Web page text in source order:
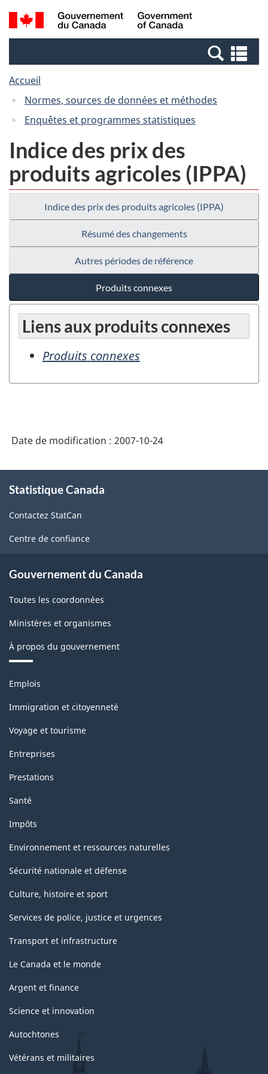
Passer
au
Passer
à
Canada
Recherche
et
et
Accueil
Normes, sources de données et méthodes
Enquêtes et programmes statistiques
Indice des prix des
produits agricoles (IPPA)
Indice des prix des produits agricoles (IPPA)
Résumé des changements
Autres périodes de référence
Produits connexes
Liens aux produits connexes
Produits connexes
Date de modification : 2007-10-24
propos
ce
site
Statistique Canada
Contactez StatCan
Centre de confiance
Gouvernement du Canada
Toutes les coordonnées
Ministères et organismes
À propos du gouvernement
Thèmes
sujets
Emplois
Immigration et citoyenneté
Voyage et tourisme
Entreprises
Prestations
Santé
Impôts
Environnement et ressources naturelles
Sécurité nationale et défense
Culture, histoire et sport
Services de police, justice et urgences
Transport et infrastructure
Le Canada et le monde
Argent et finance
Science et innovation
Autochtones
Vétérans et militaires